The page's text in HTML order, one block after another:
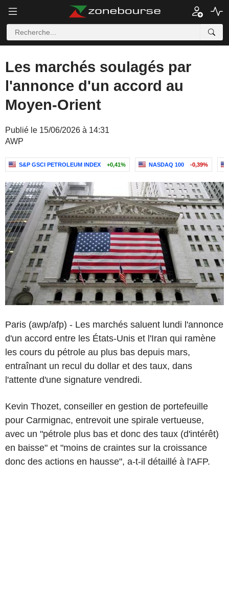
Les marchés soulagés par
l'annonce d'un accord au
Moyen-Orient
Publié le 15/06/2026 à 14:31
AWP
S&P GSCI PETROLEUM INDEX +0,41% NASDAQ 100 -0,39%
Paris (awp/afp) - Les marchés saluent lundi l'annonce
d'un accord entre les États-Unis et l'Iran qui ramène
les cours du pétrole au plus bas depuis mars,
entraînant un recul du dollar et des taux, dans
l'attente d'une signature vendredi.
Kevin Thozet, conseiller en gestion de portefeuille
pour Carmignac, entrevoit une spirale vertueuse,
avec un "pétrole plus bas et donc des taux (d'intérêt)
en baisse" et "moins de craintes sur la croissance
donc des actions en hausse", a-t-il détaillé à l'AFP.